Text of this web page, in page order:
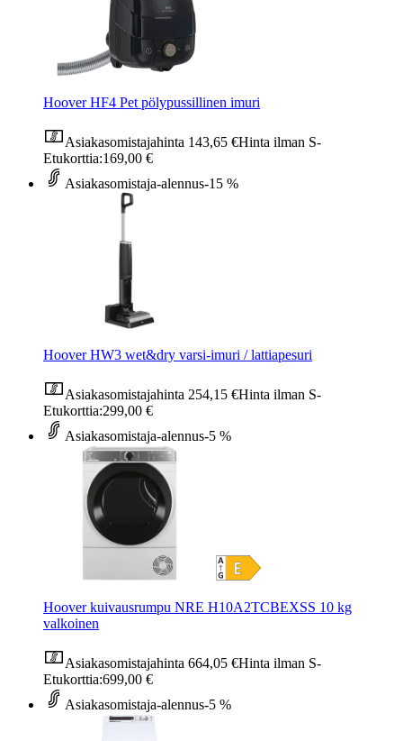
Hoover HF4 Pet pölypussillinen imuri
Asiakasomistajahinta 143,65 €Hinta ilman S-
Etukorttia:169,00 €
Asiakasomistaja-alennus-15 %
Hoover HW3 wet&dry varsi-imuri / lattiapesuri
Asiakasomistajahinta 254,15 €Hinta ilman S-
Etukorttia:299,00 €
Asiakasomistaja-alennus-5 %
Hoover kuivausrumpu NRE H10A2TCBEXSS 10 kg
valkoinen
Asiakasomistajahinta 664,05 €Hinta ilman S-
Etukorttia:699,00 €
Asiakasomistaja-alennus-5 %